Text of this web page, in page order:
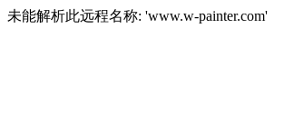
未能解析此远程名称: 'www.w-painter.com'